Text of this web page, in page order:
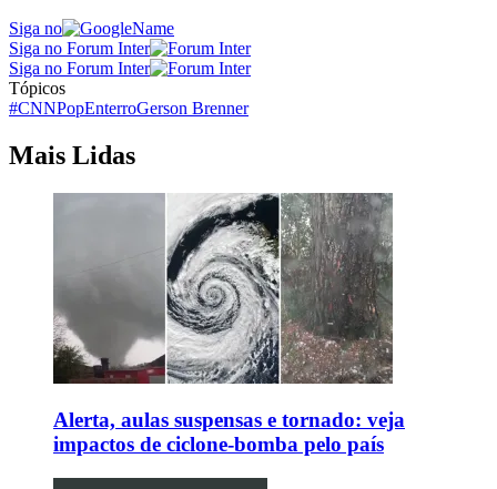
Siga no
Siga no Forum Inter
Siga no Forum Inter
Tópicos
#CNNPopEnterroGerson Brenner
Mais Lidas
Alerta, aulas suspensas e tornado: veja
impactos de ciclone-bomba pelo país